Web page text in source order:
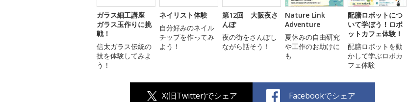
ガラス細工講座
ガラス玉作りに挑
戦！
信太ガラス伝統の
技を体験してみよ
う！
ネイリスト体験
自分好みのネイル
チップを作ってみ
よう！
第12回 大阪夜さ
んぽ
夜の街をさんぽし
ながら話そう！
Nature Link
Adventure
夏休みの自由研究
や工作のお助けに
も
配膳ロボットにつ
いて学ぼう！ロボ
ットカフェ体験！
配膳ロボットを動
かして学ぶロボカ
フェ体験
X(旧Twitter)でシェア Facebookでシェア